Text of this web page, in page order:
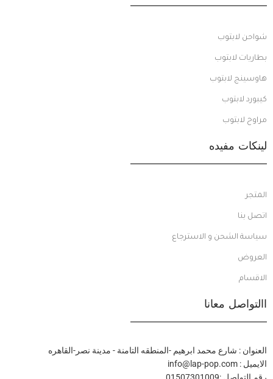
شواحن لابتوب
بطاريات لابتوب
هاوسينج لابتوب
كيبورد لابتوب
مراوح لابتوب
لينكات مفيده
المتجر
اتصل بنا
سياسة الشحن و الاسترجاع
العروض
الاقسام
االتواصل معانا
العنوان : شارع محمد ابرهيم -المنطقه التامنة - مدينة نصر-القاهره
الايميل : info@lap-pop.com